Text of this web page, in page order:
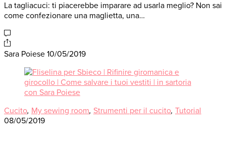
La tagliacuci: ti piacerebbe imparare ad usarla meglio? Non sai
come confezionare una maglietta, una…
Sara Poiese 10/05/2019
Cucito, My sewing room, Strumenti per il cucito, Tutorial
08/05/2019